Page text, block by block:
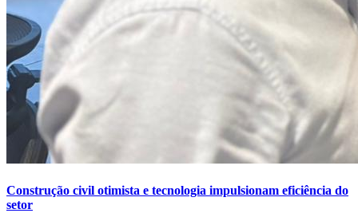
Construção civil otimista e tecnologia impulsionam eficiência do
setor